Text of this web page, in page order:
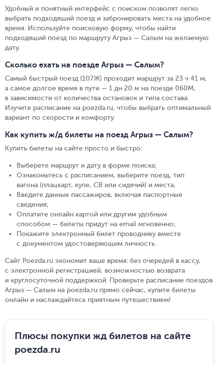
Удобный и понятный интерфейс с поиском позволят легко
выбрать подходящий поезд и забронировать места на удобное
время. Используйте поисковую форму, чтобы найти
подходящий поезд по маршруту Агрыз — Салым на желаемую
дату.
Сколько ехать на поезде Агрыз — Салым?
Самый быстрый поезд (107Ж) проходит маршрут за 23 ч 41 м,
а самое долгое время в пути — 1 дн 20 м на поезде 060М,
в зависимости от количества остановок и типа состава.
Изучите расписание на poezda.ru, чтобы выбрать оптимальный
вариант по скорости и комфорту.
Как купить ж/д билеты на поезд Агрыз — Салым?
Купить билеты на сайте просто и быстро:
Выберете маршрут и дату в форме поиска;
Ознакомьтесь с расписанием, выберите поезд, тип
вагона (плацкарт, купе, СВ или сидячий) и места;
Введите данные пассажиров, включая паспортные
сведения;
Оплатите онлайн картой или другим удобным
способом — билеты придут на email мгновенно;
Покажите электронный билет проводнику вместе
с документом удостоверяющим личность.
Сайт Poezda.ru экономит ваше время: без очередей в кассу,
с электронной регистрацией, возможностью возврата
и круглосуточной поддержкой. Проверьте расписание поездов
Агрыз — Салым на poezda.ru прямо сейчас, купите билеты
онлайн и наслаждайтесь приятным путешествием!
Плюсы покупки жд билетов на сайте
poezda.ru